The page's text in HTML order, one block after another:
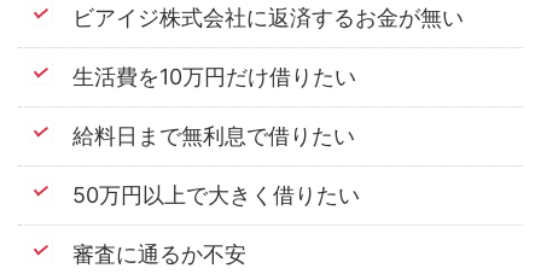
ビアイジ株式会社に返済するお金が無い
生活費を10万円だけ借りたい
給料日まで無利息で借りたい
50万円以上で大きく借りたい
審査に通るか不安